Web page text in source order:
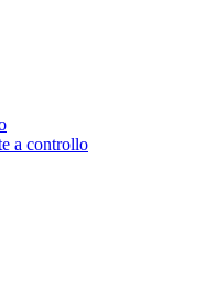
a controllo